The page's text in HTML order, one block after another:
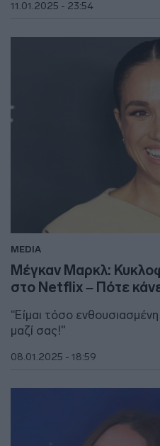
11.01.2025 - 23:54
MEDIA
Μέγκαν Μαρκλ:
στο Netflix – Πότε
“Είμαι τόσο
μαζί σας!"
08.01.2025 - 18:59